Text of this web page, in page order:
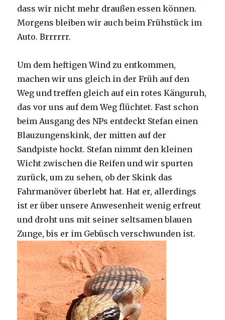
dass wir nicht mehr draußen essen können.
Morgens bleiben wir auch beim Frühstück im
Auto. Brrrrrr.
Um dem heftigen Wind zu entkommen,
machen wir uns gleich in der Früh auf den
Weg und treffen gleich auf ein rotes Känguruh,
das vor uns auf dem Weg flüchtet. Fast schon
beim Ausgang des NPs entdeckt Stefan einen
Blauzungenskink, der mitten auf der
Sandpiste hockt. Stefan nimmt den kleinen
Wicht zwischen die Reifen und wir spurten
zurück, um zu sehen, ob der Skink das
Fahrmanöver überlebt hat. Hat er, allerdings
ist er über unsere Anwesenheit wenig erfreut
und droht uns mit seiner seltsamen blauen
Zunge, bis er im Gebüsch verschwunden ist.